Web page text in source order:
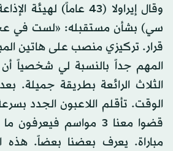
وقال إيراولا (43 عاماً)
سي) بشأن مستقبله: «لست في
قرار. تركيزي منصب على هاتين
المهم جداً بالنسبة لي شخصياً
الثلاث الرائعة بطريقة جميلة.
الوقت. تأقلم اللاعبون الجدد
قضوا معنا 3 مواسم
مباراة. يعرف بعضنا بعضاً. هذه